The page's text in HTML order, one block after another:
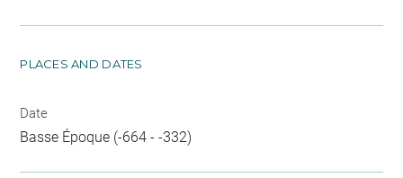
PLACES AND DATES
Date
Basse Époque (-664 - -332)